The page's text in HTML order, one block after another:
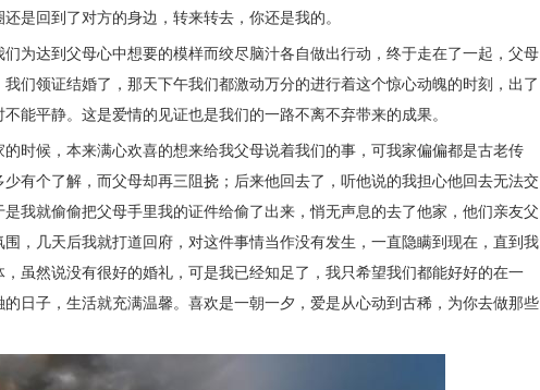
是回到了对方的身边，转来转去，你还是我的。
为达到父母心中想要的模样而绞尽脑汁各自做出行动，终于走在了一起，父母
们领证结婚了，那天下午我们都激动万分的进行着这个惊心动魄的时刻，出了
能平静。这是爱情的见证也是我们的一路不离不弃带来的成果。
时候，本来满心欢喜的想来给我父母说着我们的事，可我家偏偏都是古老传
有个了解，而父母却再三阻挠；后来他回去了，听他说的我担心他回去无法交
我就偷偷把父母手里我的证件给偷了出来，悄无声息的去了他家，他们亲友父
，几天后我就打道回府，对这件事情当作没有发生，一直隐瞒到现在，直到我
虽然说没有很好的婚礼，可是我已经知足了，我只希望我们都能好好的在一
日子，生活就充满温馨。喜欢是一朝一夕，爱是从心动到古稀，为你去做那些